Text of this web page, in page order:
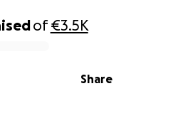
of€3.5K
Share